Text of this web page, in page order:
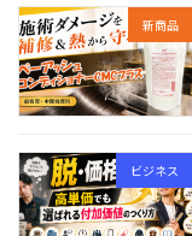
新商品
ビジネス